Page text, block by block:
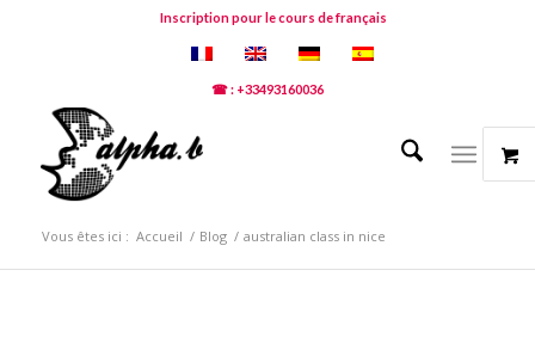
Inscription pour le cours de français
☎ : +33493160036
Vous êtes ici : Accueil / Blog / australian class in nice